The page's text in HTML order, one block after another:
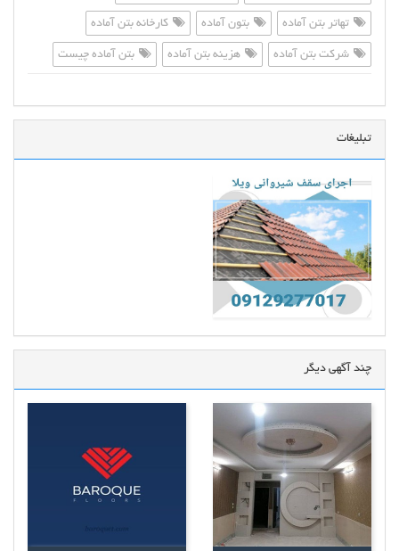
تهاتر بتن آماده بتون آماده کارخانه بتن آماده
شرکت بتن آماده هزینه بتن آماده بتن آماده چیست
تبلیغات
چند آگهی دیگر